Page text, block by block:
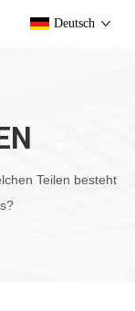
Deutsch
Teilen besteht